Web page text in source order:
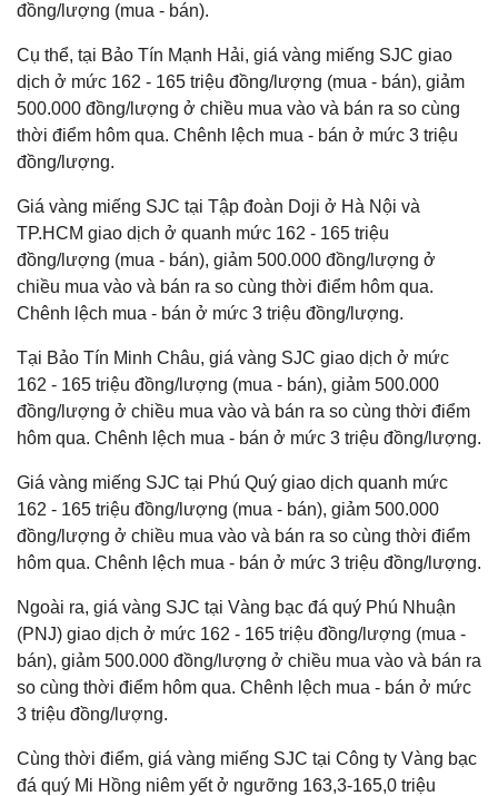
đồng/lượng (mua - bán).
Cụ thể, tại Bảo Tín Mạnh Hải, giá vàng miếng SJC giao
dịch ở mức 162 - 165 triệu đồng/lượng (mua - bán), giảm
500.000 đồng/lượng ở chiều mua vào và bán ra so cùng
thời điểm hôm qua. Chênh lệch mua - bán ở mức 3 triệu
đồng/lượng.
Giá vàng miếng SJC tại Tập đoàn Doji ở Hà Nội và
TP.HCM giao dịch ở quanh mức 162 - 165 triệu
đồng/lượng (mua - bán), giảm 500.000 đồng/lượng ở
chiều mua vào và bán ra so cùng thời điểm hôm qua.
Chênh lệch mua - bán ở mức 3 triệu đồng/lượng.
Tại Bảo Tín Minh Châu, giá vàng SJC giao dịch ở mức
162 - 165 triệu đồng/lượng (mua - bán), giảm 500.000
đồng/lượng ở chiều mua vào và bán ra so cùng thời điểm
hôm qua. Chênh lệch mua - bán ở mức 3 triệu đồng/lượng.
Giá vàng miếng SJC tại Phú Quý giao dịch quanh mức
162 - 165 triệu đồng/lượng (mua - bán), giảm 500.000
đồng/lượng ở chiều mua vào và bán ra so cùng thời điểm
hôm qua. Chênh lệch mua - bán ở mức 3 triệu đồng/lượng.
Ngoài ra, giá vàng SJC tại Vàng bạc đá quý Phú Nhuận
(PNJ) giao dịch ở mức 162 - 165 triệu đồng/lượng (mua -
bán), giảm 500.000 đồng/lượng ở chiều mua vào và bán ra
so cùng thời điểm hôm qua. Chênh lệch mua - bán ở mức
3 triệu đồng/lượng.
Cùng thời điểm, giá vàng miếng SJC tại Công ty Vàng bạc
đá quý Mi Hồng niêm yết ở ngưỡng 163,3-165,0 triệu